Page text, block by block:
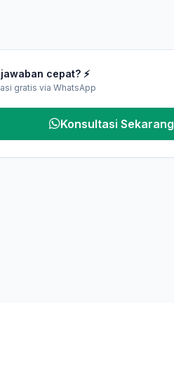
cepat? ⚡
gratis via WhatsApp
Konsultasi Sekarang